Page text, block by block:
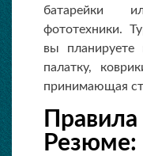
батарейки
фототехники.
вы планируете
палатку,
принимающая
Резюме: